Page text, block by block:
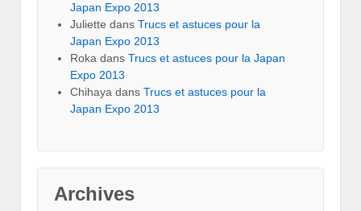
Japan Expo 2013
Juliette dans Trucs et astuces pour la
Japan Expo 2013
Roka dans Trucs et astuces pour la Japan
Expo 2013
Chihaya dans Trucs et astuces pour la
Japan Expo 2013
Archives